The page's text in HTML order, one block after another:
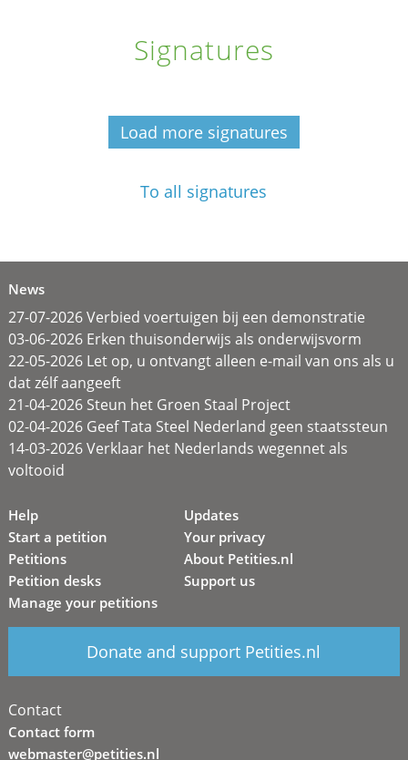
Signatures
Load more signatures
To all signatures
News
27-07-2026 Verbied voertuigen bij een demonstratie
03-06-2026 Erken thuisonderwijs als onderwijsvorm
22-05-2026 Let op, u ontvangt alleen e-mail van ons als u
dat zélf aangeeft
21-04-2026 Steun het Groen Staal Project
02-04-2026 Geef Tata Steel Nederland geen staatssteun
14-03-2026 Verklaar het Nederlands wegennet als
voltooid
Help
Start a petition
Petitions
Petition desks
Manage your petitions
Updates
Your privacy
About Petities.nl
Support us
Donate and support Petities.nl
Contact
Contact form
webmaster@petities.nl